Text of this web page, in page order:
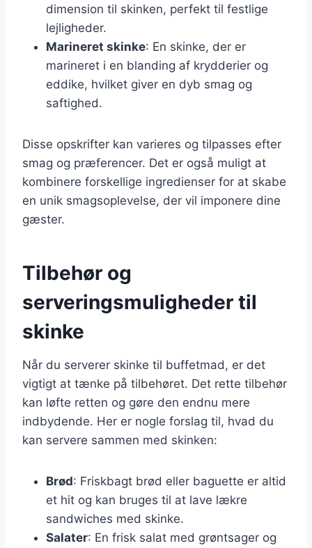
dimension til skinken, perfekt til festlige
lejligheder.
Marineret skinke: En skinke, der er
marineret i en blanding af krydderier og
eddike, hvilket giver en dyb smag og
saftighed.
Disse opskrifter kan varieres og tilpasses efter
smag og præferencer. Det er også muligt at
kombinere forskellige ingredienser for at skabe
en unik smagsoplevelse, der vil imponere dine
gæster.
Tilbehør og
serveringsmuligheder til
skinke
Når du serverer skinke til buffetmad, er det
vigtigt at tænke på tilbehøret. Det rette tilbehør
kan løfte retten og gøre den endnu mere
indbydende. Her er nogle forslag til, hvad du
kan servere sammen med skinken:
Brød: Friskbagt brød eller baguette er altid
et hit og kan bruges til at lave lækre
sandwiches med skinke.
Salater: En frisk salat med grøntsager og